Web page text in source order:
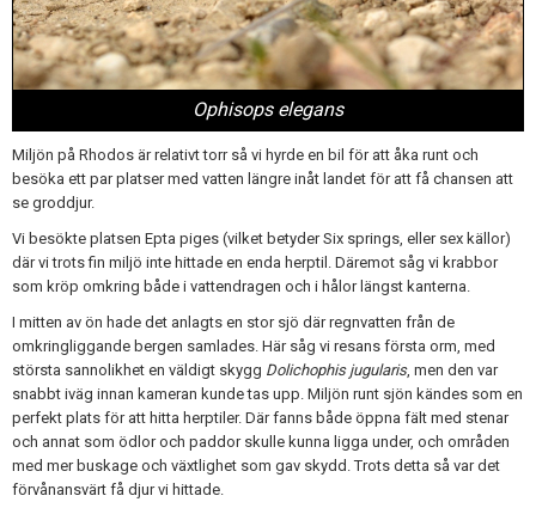
Ophisops elegans
Miljön på Rhodos är relativt torr så vi hyrde en bil för att åka runt och
besöka ett par platser med vatten längre inåt landet för att få chansen att
se groddjur.
Vi besökte platsen Epta piges (vilket betyder Six springs, eller sex källor)
där vi trots fin miljö inte hittade en enda herptil. Däremot såg vi krabbor
som kröp omkring både i vattendragen och i hålor längst kanterna.
I mitten av ön hade det anlagts en stor sjö där regnvatten från de
omkringliggande bergen samlades. Här såg vi resans första orm, med
största sannolikhet en väldigt skygg Dolichophis jugularis, men den var
snabbt iväg innan kameran kunde tas upp. Miljön runt sjön kändes som en
perfekt plats för att hitta herptiler. Där fanns både öppna fält med stenar
och annat som ödlor och paddor skulle kunna ligga under, och områden
med mer buskage och växtlighet som gav skydd. Trots detta så var det
förvånansvärt få djur vi hittade.